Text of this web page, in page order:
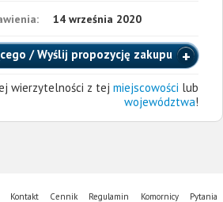
14 września 2020
/ Wyślij propozycję zakupu
wierzytelności z tej miejscowości lub
województwa!
Kontakt Cennik Regulamin Komornicy Pytania